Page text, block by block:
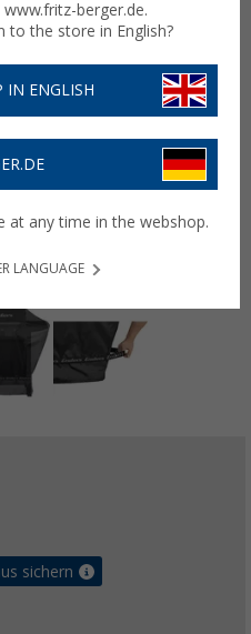
sichern
berger.de.
to the store in English?
IN ENGLISH
at any time in the webshop.
LANGUAGE